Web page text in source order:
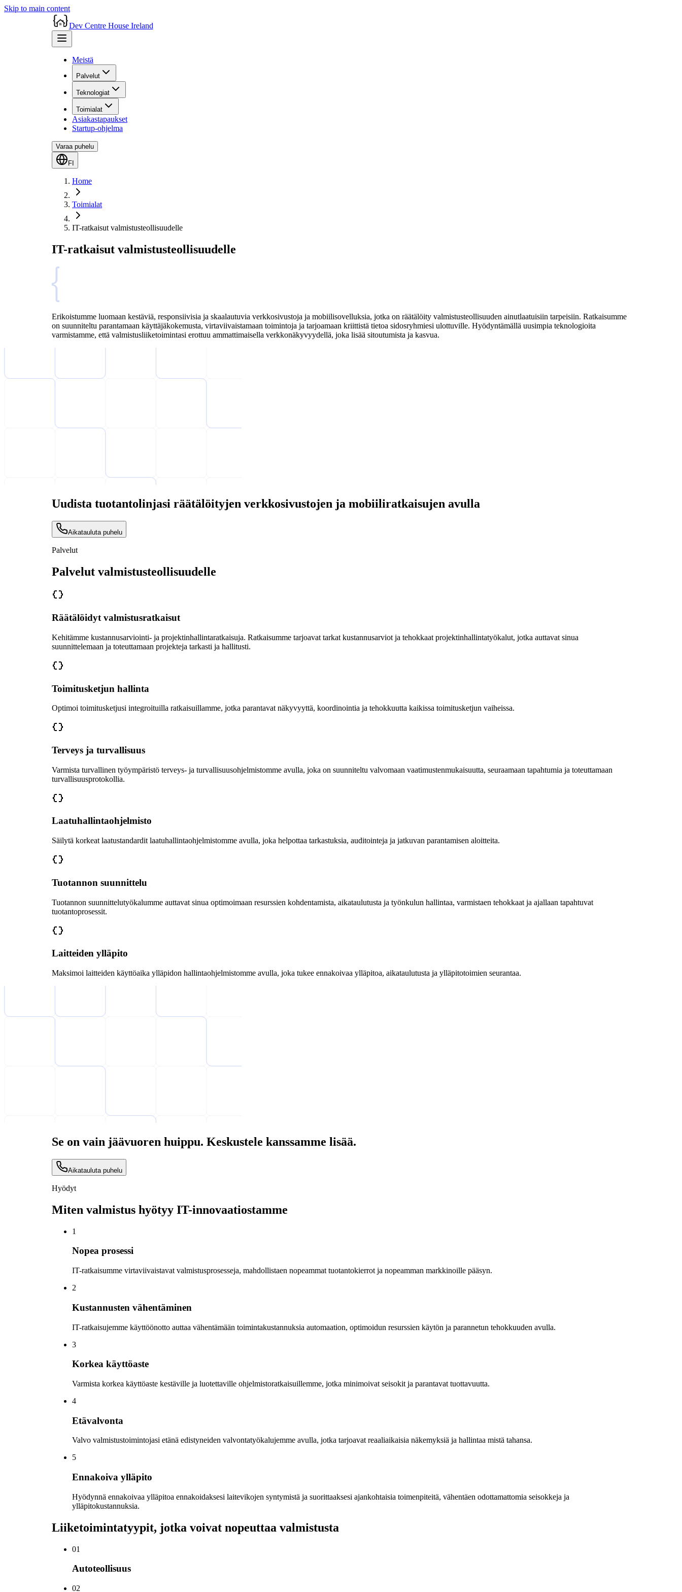
Skip to main content
Dev Centre House Ireland
Meistä
Palvelut
Teknologiat
Toimialat
Asiakastapaukset
Startup-ohjelma
Varaa puhelu
FI
Home
Toimialat
IT-ratkaisut valmistusteollisuudelle
IT-ratkaisut valmistusteollisuudelle
Erikoistumme luomaan kestäviä, responsiivisia ja skaalautuvia verkkosivustoja ja mobiilisovelluksia, jotka on räätälöity valmistusteollisuuden ainutlaatuisiin tarpeisiin. Ratkaisumme
on suunniteltu parantamaan käyttäjäkokemusta, virtaviivaistamaan toimintoja ja tarjoamaan kriittistä tietoa sidosryhmiesi ulottuville. Hyödyntämällä uusimpia teknologioita
varmistamme, että valmistusliiketoimintasi erottuu ammattimaisella verkkonäkyvyydellä, joka lisää sitoutumista ja kasvua.
Uudista tuotantolinjasi räätälöityjen verkkosivustojen ja mobiiliratkaisujen avulla
Aikatauluta puhelu
Palvelut
Palvelut valmistusteollisuudelle
Räätälöidyt valmistusratkaisut
Kehitämme kustannusarviointi- ja projektinhallintaratkaisuja. Ratkaisumme tarjoavat tarkat kustannusarviot ja tehokkaat projektinhallintatyökalut, jotka auttavat sinua
suunnittelemaan ja toteuttamaan projekteja tarkasti ja hallitusti.
Toimitusketjun hallinta
Optimoi toimitusketjusi integroituilla ratkaisuillamme, jotka parantavat näkyvyyttä, koordinointia ja tehokkuutta kaikissa toimitusketjun vaiheissa.
Terveys ja turvallisuus
Varmista turvallinen työympäristö terveys- ja turvallisuusohjelmistomme avulla, joka on suunniteltu valvomaan vaatimustenmukaisuutta, seuraamaan tapahtumia ja toteuttamaan
turvallisuusprotokollia.
Laatuhallintaohjelmisto
Säilytä korkeat laatustandardit laatuhallintaohjelmistomme avulla, joka helpottaa tarkastuksia, auditointeja ja jatkuvan parantamisen aloitteita.
Tuotannon suunnittelu
Tuotannon suunnittelutyökalumme auttavat sinua optimoimaan resurssien kohdentamista, aikataulutusta ja työnkulun hallintaa, varmistaen tehokkaat ja ajallaan tapahtuvat
tuotantoprosessit.
Laitteiden ylläpito
Maksimoi laitteiden käyttöaika ylläpidon hallintaohjelmistomme avulla, joka tukee ennakoivaa ylläpitoa, aikataulutusta ja ylläpitotoimien seurantaa.
Se on vain jäävuoren huippu. Keskustele kanssamme lisää.
Aikatauluta puhelu
Hyödyt
Miten valmistus hyötyy IT-innovaatiostamme
1
Nopea prosessi
IT-ratkaisumme virtaviivaistavat valmistusprosesseja, mahdollistaen nopeammat tuotantokierrot ja nopeamman markkinoille pääsyn.
2
Kustannusten vähentäminen
IT-ratkaisujemme käyttöönotto auttaa vähentämään toimintakustannuksia automaation, optimoidun resurssien käytön ja parannetun tehokkuuden avulla.
3
Korkea käyttöaste
Varmista korkea käyttöaste kestäville ja luotettaville ohjelmistoratkaisuillemme, jotka minimoivat seisokit ja parantavat tuottavuutta.
4
Etävalvonta
Valvo valmistustoimintojasi etänä edistyneiden valvontatyökalujemme avulla, jotka tarjoavat reaaliaikaisia näkemyksiä ja hallintaa mistä tahansa.
5
Ennakoiva ylläpito
Hyödynnä ennakoivaa ylläpitoa ennakoidaksesi laitevikojen syntymistä ja suorittaaksesi ajankohtaisia toimenpiteitä, vähentäen odottamattomia seisokkeja ja
ylläpitokustannuksia.
Liiketoimintatyypit, jotka voivat nopeuttaa valmistusta
01
Autoteollisuus
02